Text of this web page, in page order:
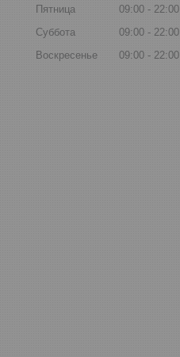
Пятница
09:00
22:00
Суббота
09:00
22:00
Воскресенье
09:00 22:00